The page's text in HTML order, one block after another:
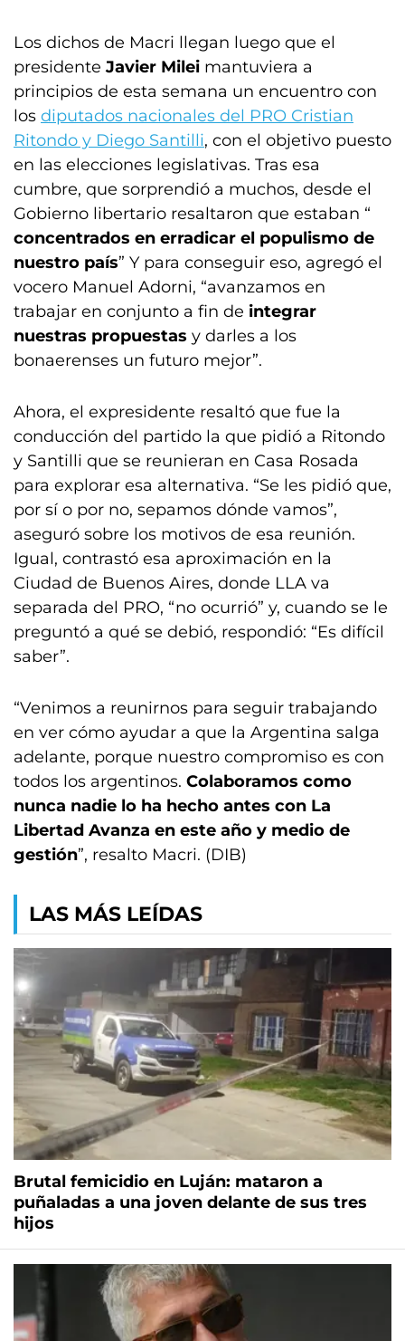
Los dichos de Macri llegan luego que el
presidente Javier Milei mantuviera a
principios de esta semana un encuentro con
los diputados nacionales del PRO Cristian
Ritondo y Diego Santilli, con el objetivo puesto
en las elecciones legislativas. Tras esa
cumbre, que sorprendió a muchos, desde el
Gobierno libertario resaltaron que estaban “
concentrados en erradicar el populismo de
nuestro país” Y para conseguir eso, agregó el
vocero Manuel Adorni, “avanzamos en
trabajar en conjunto a fin de integrar
nuestras propuestas y darles a los
bonaerenses un futuro mejor”.
Ahora, el expresidente resaltó que fue la
conducción del partido la que pidió a Ritondo
y Santilli que se reunieran en Casa Rosada
para explorar esa alternativa. “Se les pidió que,
por sí o por no, sepamos dónde vamos”,
aseguró sobre los motivos de esa reunión.
Igual, contrastó esa aproximación en la
Ciudad de Buenos Aires, donde LLA va
separada del PRO, “no ocurrió” y, cuando se le
preguntó a qué se debió, respondió: “Es difícil
saber”.
“Venimos a reunirnos para seguir trabajando
en ver cómo ayudar a que la Argentina salga
adelante, porque nuestro compromiso es con
todos los argentinos. Colaboramos como
nunca nadie lo ha hecho antes con La
Libertad Avanza en este año y medio de
gestión”, resalto Macri. (DIB)
LAS MÁS LEÍDAS
Brutal femicidio en Luján: mataron a
puñaladas a una joven delante de sus tres
hijos